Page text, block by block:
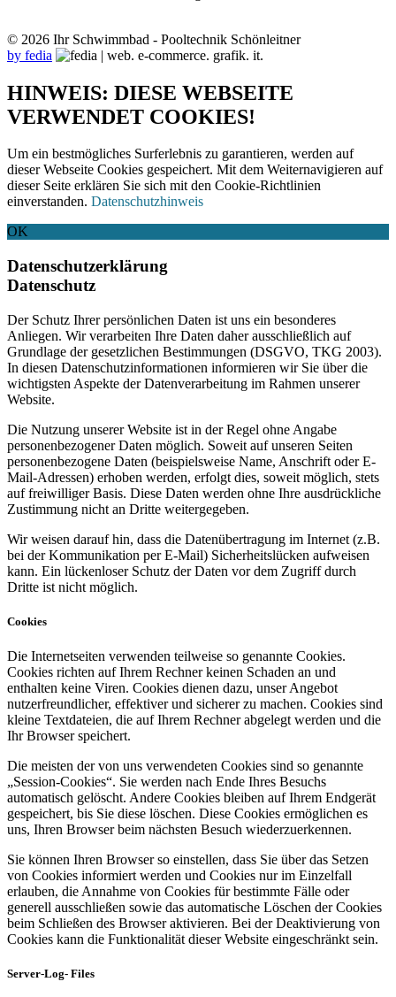
© 2026 Ihr Schwimmbad - Pooltechnik Schönleitner
by fedia
HINWEIS: DIESE WEBSEITE
VERWENDET COOKIES!
Um ein bestmögliches Surferlebnis zu garantieren, werden auf
dieser Webseite Cookies gespeichert. Mit dem Weiternavigieren auf
dieser Seite erklären Sie sich mit den Cookie-Richtlinien
einverstanden. Datenschutzhinweis
OK
Datenschutzerklärung
Datenschutz
Der Schutz Ihrer persönlichen Daten ist uns ein besonderes
Anliegen. Wir verarbeiten Ihre Daten daher ausschließlich auf
Grundlage der gesetzlichen Bestimmungen (DSGVO, TKG 2003).
In diesen Datenschutzinformationen informieren wir Sie über die
wichtigsten Aspekte der Datenverarbeitung im Rahmen unserer
Website.
Die Nutzung unserer Website ist in der Regel ohne Angabe
personenbezogener Daten möglich. Soweit auf unseren Seiten
personenbezogene Daten (beispielsweise Name, Anschrift oder E-
Mail-Adressen) erhoben werden, erfolgt dies, soweit möglich, stets
auf freiwilliger Basis. Diese Daten werden ohne Ihre ausdrückliche
Zustimmung nicht an Dritte weitergegeben.
Wir weisen darauf hin, dass die Datenübertragung im Internet (z.B.
bei der Kommunikation per E-Mail) Sicherheitslücken aufweisen
kann. Ein lückenloser Schutz der Daten vor dem Zugriff durch
Dritte ist nicht möglich.
Cookies
Die Internetseiten verwenden teilweise so genannte Cookies.
Cookies richten auf Ihrem Rechner keinen Schaden an und
enthalten keine Viren. Cookies dienen dazu, unser Angebot
nutzerfreundlicher, effektiver und sicherer zu machen. Cookies sind
kleine Textdateien, die auf Ihrem Rechner abgelegt werden und die
Ihr Browser speichert.
Die meisten der von uns verwendeten Cookies sind so genannte
„Session-Cookies“. Sie werden nach Ende Ihres Besuchs
automatisch gelöscht. Andere Cookies bleiben auf Ihrem Endgerät
gespeichert, bis Sie diese löschen. Diese Cookies ermöglichen es
uns, Ihren Browser beim nächsten Besuch wiederzuerkennen.
Sie können Ihren Browser so einstellen, dass Sie über das Setzen
von Cookies informiert werden und Cookies nur im Einzelfall
erlauben, die Annahme von Cookies für bestimmte Fälle oder
generell ausschließen sowie das automatische Löschen der Cookies
beim Schließen des Browser aktivieren. Bei der Deaktivierung von
Cookies kann die Funktionalität dieser Website eingeschränkt sein.
Server-Log- Files